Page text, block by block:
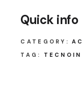
Quick info
CATEGORY:
TAG: